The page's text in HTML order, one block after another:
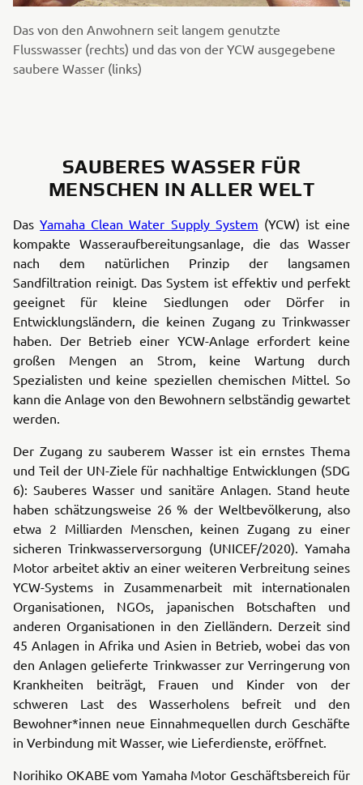
Das von den Anwohnern seit langem genutzte
Flusswasser (rechts) und das von der YCW ausgegebene
saubere Wasser (links)
SAUBERES WASSER FÜR
MENSCHEN IN ALLER WELT
DasYamaha Clean Water Supply System (YCW) ist eine
kompakte Wasseraufbereitungsanlage, die das Wasser
nach dem natürlichen Prinzip der langsamen
Sandfiltration reinigt. Das System ist effektiv und perfekt
geeignet für kleine Siedlungen oder Dörfer in
Entwicklungsländern, die keinen Zugang zu Trinkwasser
haben. Der Betrieb einer YCW-Anlage erfordert keine
großen Mengen an Strom, keine Wartung durch
Spezialisten und keine speziellen chemischen Mittel. So
kann die Anlage von den Bewohnern selbständig gewartet
werden.
Der Zugang zu sauberem Wasser ist ein ernstes Thema
und Teil der UN-Ziele für nachhaltige Entwicklungen (SDG
6): Sauberes Wasser und sanitäre Anlagen. Stand heute
haben schätzungsweise 26 % der Weltbevölkerung, also
etwa 2 Milliarden Menschen, keinen Zugang zu einer
sicheren Trinkwasserversorgung (UNICEF/2020). Yamaha
Motor arbeitet aktiv an einer weiteren Verbreitung seines
YCW-Systems in Zusammenarbeit mit internationalen
Organisationen, NGOs, japanischen Botschaften und
anderen Organisationen in den Zielländern. Derzeit sind
45 Anlagen in Afrika und Asien in Betrieb, wobei das von
den Anlagen gelieferte Trinkwasser zur Verringerung von
Krankheiten beiträgt, Frauen und Kinder von der
schweren Last des Wasserholens befreit und den
Bewohner*innen neue Einnahmequellen durch Geschäfte
in Verbindung mit Wasser, wie Lieferdienste, eröffnet.
Norihiko OKABE vom Yamaha Motor Geschäftsbereich für